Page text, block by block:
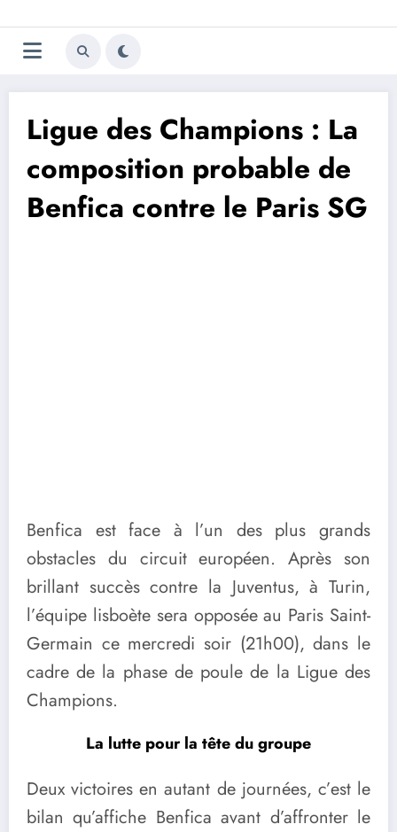
au
contenu
Trivela
L'actualité du football
Ligue des Champions : La
composition probable de
Benfica contre le Paris SG
Benfica est face à l’un des plus grands
obstacles du circuit européen. Après son
brillant succès contre la Juventus, à Turin,
l’équipe lisboète sera opposée au Paris Saint-
Germain ce mercredi soir (21h00), dans le
cadre de la phase de poule de la Ligue des
Champions.
La lutte pour la tête du groupe
Deux victoires en autant de journées, c’est le
bilan qu’affiche Benfica avant d’affronter le